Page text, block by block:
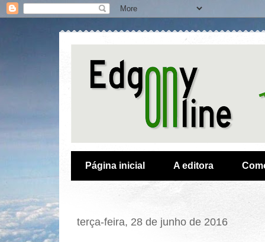
Página inicial A editora
terça-feira, 28 de junho de 2016